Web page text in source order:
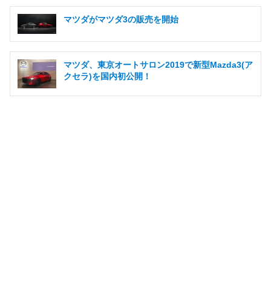
マツダがマツダ3の販売を開始
マツダ、東京オートサロン2019で新型Mazda3(ア
クセラ)を国内初公開！